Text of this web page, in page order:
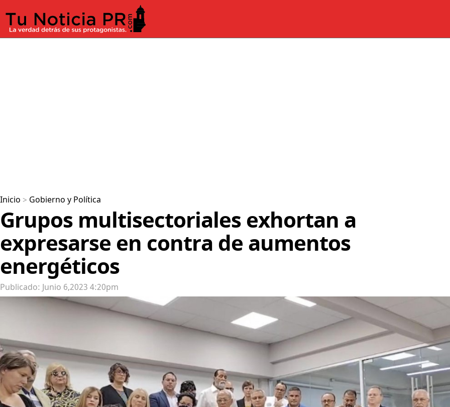
Inicio > Gobierno y Política
Grupos multisectoriales exhortan a
expresarse en contra de aumentos
energéticos
Publicado: Junio 6,2023 4:20pm